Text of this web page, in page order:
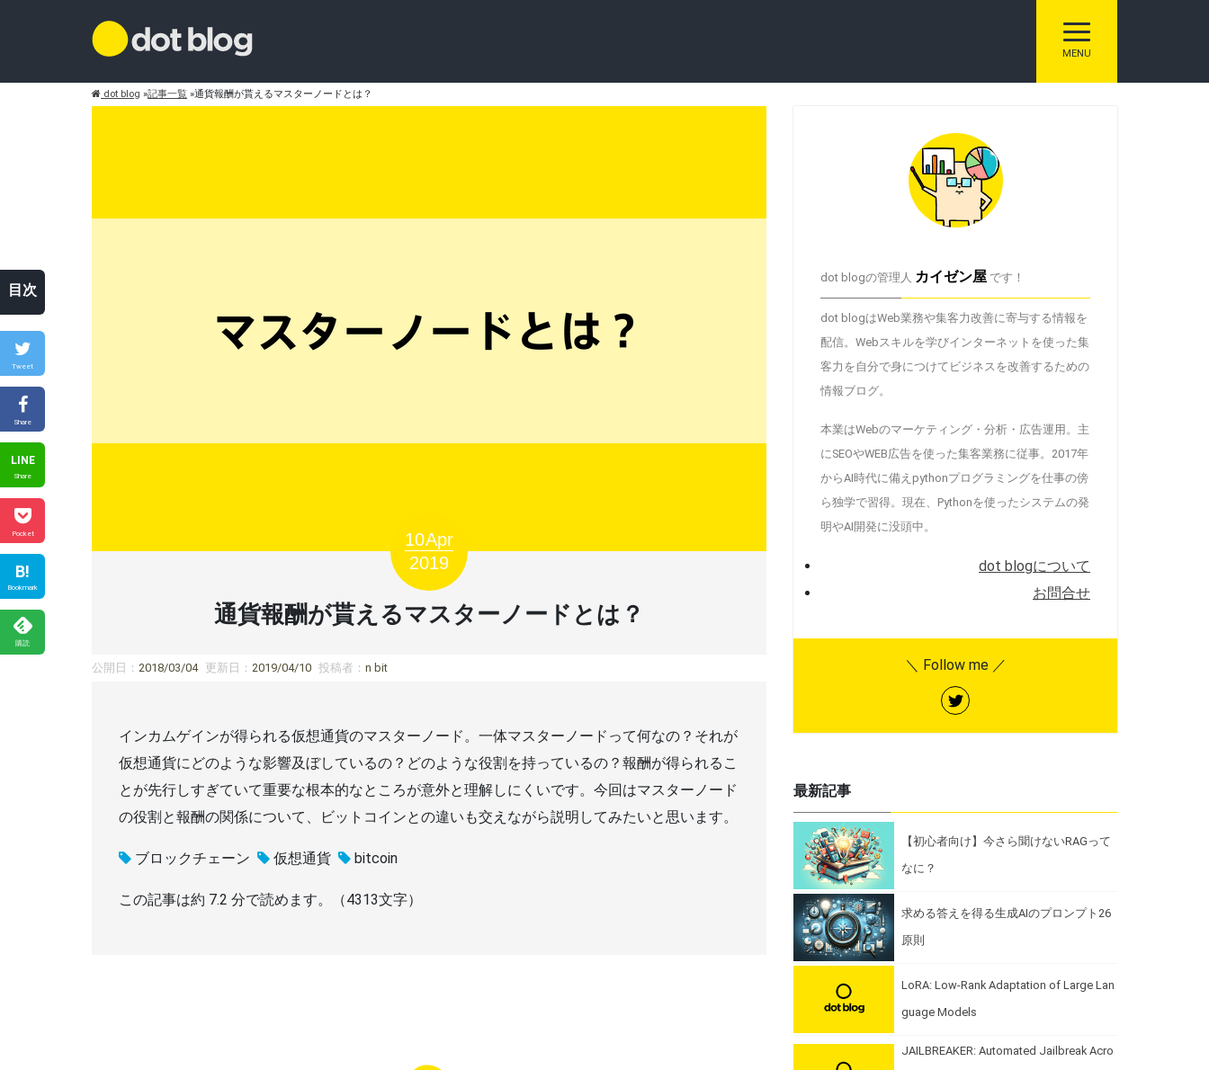
トグル ナビゲーシ
MENU
dot blog »記事一覧 »通貨報酬が貰えるマスターノードとは？
10Apr
2019
通貨報酬が貰えるマスターノードとは？
公開日： 2018/03/04 更新日： 2019/04/10 投稿者： n bit
インカムゲインが得られる仮想通貨のマスターノード。一体マスターノードって何なの？それが
仮想通貨にどのような影響及ぼしているの？どのような役割を持っているの？報酬が得られるこ
とが先行しすぎていて重要な根本的なところが意外と理解しにくいです。今回はマスターノード
の役割と報酬の関係について、ビットコインとの違いも交えながら説明してみたいと思います。
ブロックチェーン 仮想通貨 bitcoin
この記事は約 7.2 分で読めます。（4313文字）
dot blogの管理人 カイゼン屋 です！
dot blogはWeb業務や集客力改善に寄与する情報を
配信。Webスキルを学びインターネットを使った集
客力を自分で身につけてビジネスを改善するための
情報ブログ。
本業はWebのマーケティング・分析・広告運用。主
にSEOやWEB広告を使った集客業務に従事。2017年
からAI時代に備えpythonプログラミングを仕事の傍
ら独学で習得。現在、Pythonを使ったシステムの発
明やAI開発に没頭中。
dot blogについて
お問合せ
＼ Follow me ／
最新記事
【初心者向け】今さら聞けないRAGって
なに？
求める答えを得る生成AIのプロンプト26
原則
LoRA: Low-Rank Adaptation of Large Lan
guage Models
JAILBREAKER: Automated Jailbreak Acro
目次
Tweet
Share
LINE
Share
Pocket
B!
Bookmark
購読